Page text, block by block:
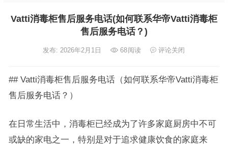
Vatti消毒柜售后服务电话(如何联系华帝Vatti消毒柜
售后服务电话？)
发布: 2026年2月1日 68阅读 评论关闭
## Vatti消毒柜售后服务电话（如何联系华帝Vatti消毒柜
售后服务电话？）
在日常生活中，消毒柜已经成为了许多家庭厨房中不可
或缺的家电之一，特别是对于追求健康饮食的家庭来